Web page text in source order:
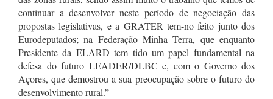
continuar a desenvolver neste período de negociação das
propostas legislativas, e a GRATER tem-no feito junto dos
Eurodeputados; na Federação Minha Terra, que enquanto
Presidente da ELARD tem tido um papel fundamental na
defesa do futuro LEADER/DLBC e, com o Governo dos
Açores, que demostrou a sua preocupação sobre o futuro do
desenvolvimento rural.”